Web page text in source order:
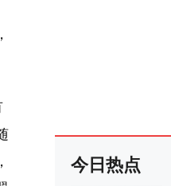
今日热点